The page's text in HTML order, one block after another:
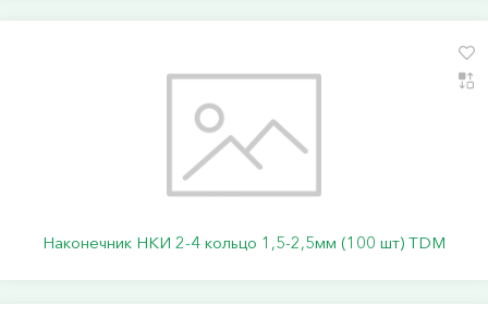
Наконечник НКИ 2-4 кольцо 1,5-2,5мм (100 шт) TDM